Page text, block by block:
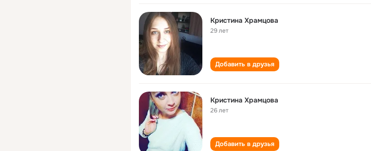
Кристина Храмцова
29 лет
Добавить в друзья
Кристина Храмцова
26 лет
Добавить в друзья